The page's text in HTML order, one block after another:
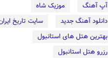
آپ آهنگ
موزیک شاه
دانلود آهنگ جدید
سایت تاریخ
بهترین هتل های استانبول
رزرو هتل استانبول